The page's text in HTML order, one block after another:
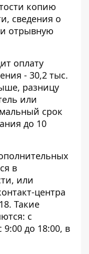
копию
сведения о
и отрывную
оплату
- 30,2 тыс.
разницу
или
срок
до 10
в
или
центра
Такие
с
9:00 до 18:00, в